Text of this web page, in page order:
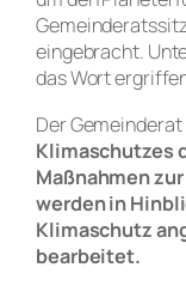
eingebracht.
das Wort
Der
Klimaschutzes
Maßnahmen
werden in
Klimaschutz
bearbeitet.